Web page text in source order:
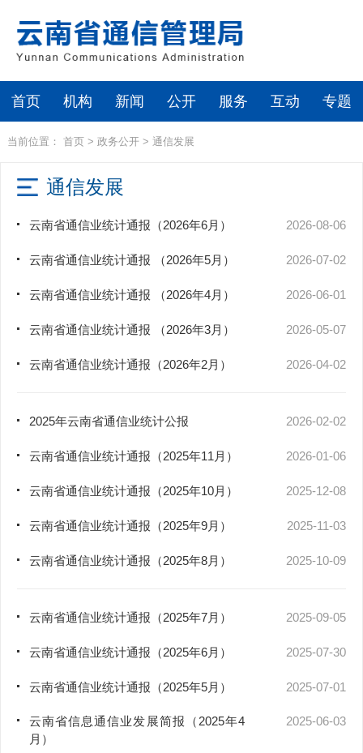
首页 机构 新闻 公开 服务 互动 专题
当前位置： 首页> 政务公开> 通信发展
通信发展
云南省通信业统计通报（2026年6月） 2026-08-06
云南省通信业统计通报 （2026年5月） 2026-07-02
云南省通信业统计通报 （2026年4月） 2026-06-01
云南省通信业统计通报 （2026年3月） 2026-05-07
云南省通信业统计通报（2026年2月） 2026-04-02
2025年云南省通信业统计公报 2026-02-02
云南省通信业统计通报（2025年11月） 2026-01-06
云南省通信业统计通报（2025年10月） 2025-12-08
云南省通信业统计通报（2025年9月） 2025-11-03
云南省通信业统计通报（2025年8月） 2025-10-09
云南省通信业统计通报（2025年7月） 2025-09-05
云南省通信业统计通报（2025年6月） 2025-07-30
云南省通信业统计通报（2025年5月） 2025-07-01
云南省信息通信业发展简报（2025年4
月）
2025-06-03